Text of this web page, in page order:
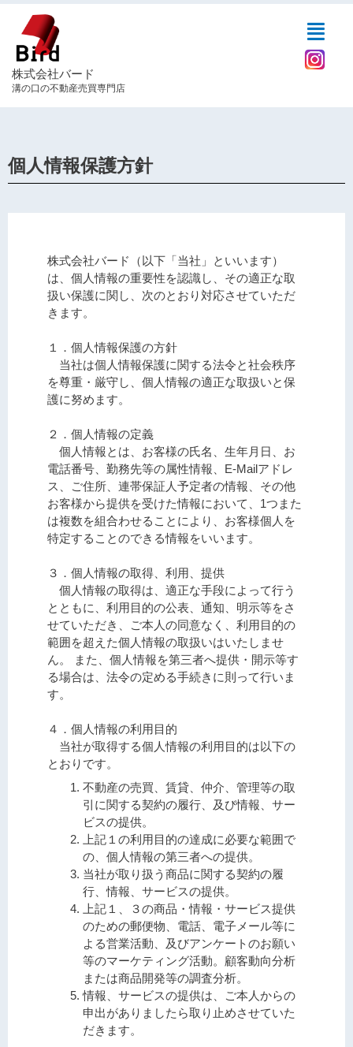
プ
株式会社バード
溝の口の不動産売買専門店
Menu
個人情報保護方針
株式会社バード（以下「当社」といいます）
は、個人情報の重要性を認識し、その適正な取
扱い保護に関し、次のとおり対応させていただ
きます。
１．個人情報保護の方針
当社は個人情報保護に関する法令と社会秩序
を尊重・厳守し、個人情報の適正な取扱いと保
護に努めます。
２．個人情報の定義
個人情報とは、お客様の氏名、生年月日、お
電話番号、勤務先等の属性情報、E-Mailアドレ
ス、ご住所、連帯保証人予定者の情報、その他
お客様から提供を受けた情報において、1つまた
は複数を組合わせることにより、お客様個人を
特定することのできる情報をいいます。
３．個人情報の取得、利用、提供
個人情報の取得は、適正な手段によって行う
とともに、利用目的の公表、通知、明示等をさ
せていただき、ご本人の同意なく、利用目的の
範囲を超えた個人情報の取扱いはいたしませ
ん。 また、個人情報を第三者へ提供・開示等す
る場合は、法令の定める手続きに則って行いま
す。
４．個人情報の利用目的
当社が取得する個人情報の利用目的は以下の
とおりです。
不動産の売買、賃貸、仲介、管理等の取
引に関する契約の履行、及び情報、サー
ビスの提供。
上記１の利用目的の達成に必要な範囲で
の、個人情報の第三者への提供。
当社が取り扱う商品に関する契約の履
行、情報、サービスの提供。
上記１、３の商品・情報・サービス提供
のための郵便物、電話、電子メール等に
よる営業活動、及びアンケートのお願い
等のマーケティング活動。顧客動向分析
または商品開発等の調査分析。
情報、サービスの提供は、ご本人からの
申出がありましたら取り止めさせていた
だきます。